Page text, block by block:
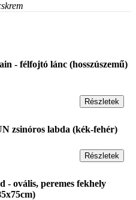
- félfojtó lánc (hosszúszemű)
Részletek
zsinóros labda (kék-fehér)
Részletek
- ovális, peremes fekhely